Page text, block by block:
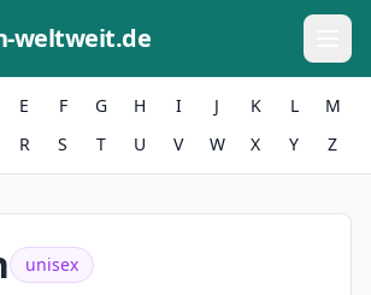
weltweit.de
E F G H I J K L
M
R S T U V W X Y Z
unisex